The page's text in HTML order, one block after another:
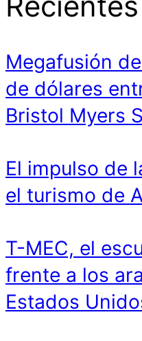
Megafusión
de dólares
Bristol Myers
El impulso de
el turismo de
T-MEC, el
frente a los
Estados